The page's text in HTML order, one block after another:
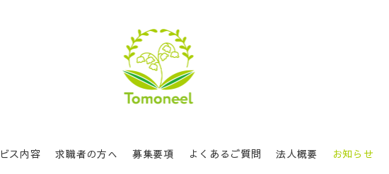
ス内容 求職者の方へ 募集要項 よくあるご質問 法人概要 お知らせ